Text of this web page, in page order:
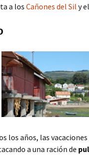
a losCañones del Sil y el
los años, las
a una ración de